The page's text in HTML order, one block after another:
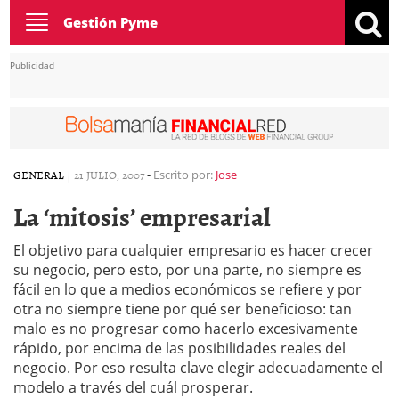
Toggle
navigation
Gestión Pyme
Publicidad
GENERAL | 21 JULIO, 2007- Escrito por: Jose
La ‘mitosis’ empresarial
El objetivo para cualquier empresario es hacer crecer
su negocio, pero esto, por una parte, no siempre es
fácil en lo que a medios económicos se refiere y por
otra no siempre tiene por qué ser beneficioso: tan
malo es no progresar como hacerlo excesivamente
rápido, por encima de las posibilidades reales del
negocio. Por eso resulta clave elegir adecuadamente el
modelo a través del cuál prosperar.